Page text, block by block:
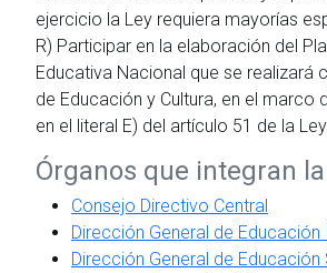
ejercicio la Ley requiera mayorías
R) Participar en la elaboración del
Educativa Nacional que se realizará
de Educación y Cultura, en el marco
en el literal E) del artículo 51 de la
Órganos que integran
Consejo Directivo Central
Dirección General de Educación
Dirección General de Educación